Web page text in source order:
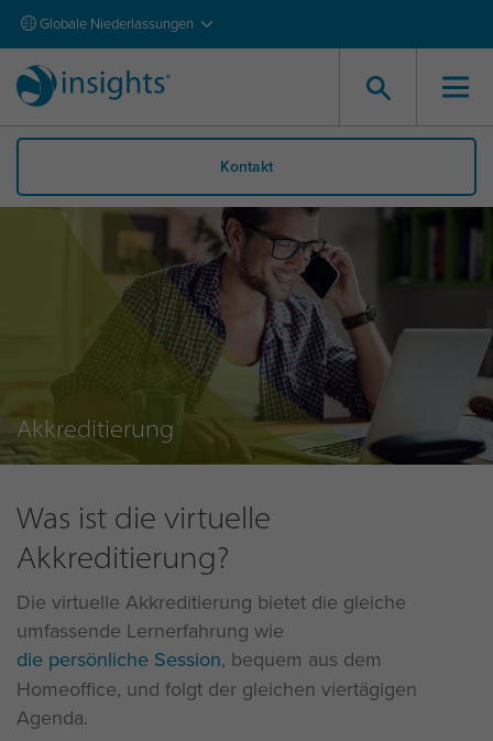
Globale Niederlassungen
Kontakt
Akkreditierung
Was ist die virtuelle
Akkreditierung?
Die virtuelle Akkreditierung bietet die gleiche
umfassende Lernerfahrung wie
die persönliche Session, bequem aus dem
Homeoffice, und folgt der gleichen viertägigen
Agenda.